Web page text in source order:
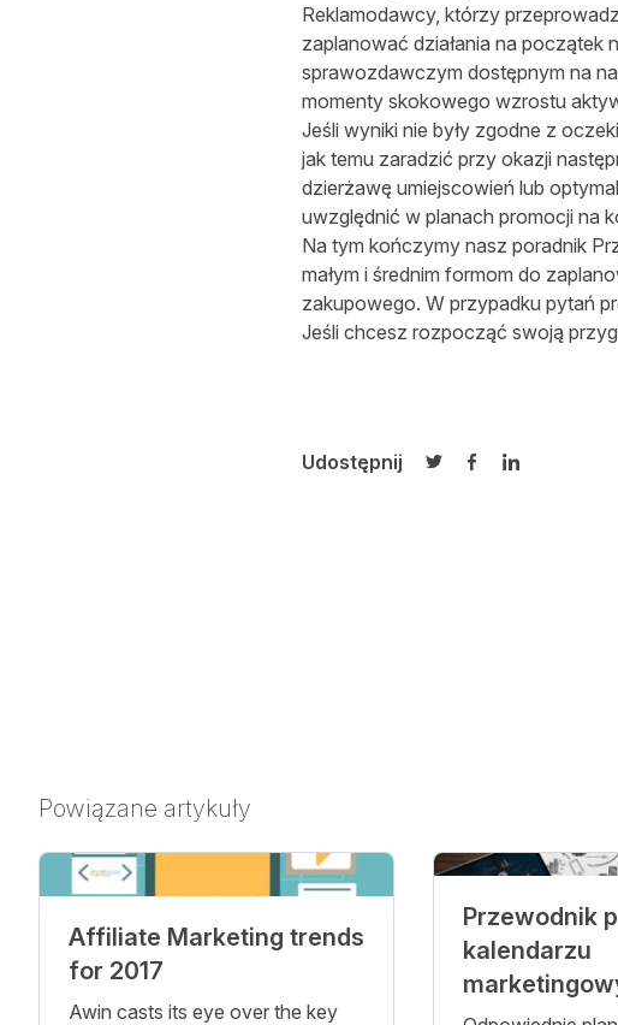
Reklamodawcy, którzy
zaplanować działania na początek
sprawozdawczym dostępnym na
momenty skokowego wzrostu
Jeśli wyniki nie były zgodne z
jak temu zaradzić przy okazji
dzierżawę umiejscowień lub
uwzględnić w planach promocji na
Na tym kończymy nasz poradnik
małym i średnim formom do
zakupowego. W przypadku pytań
Jeśli chcesz rozpocząć swoją
Udostępnij
Udostępnij na
Udostępnij na
Udostępnij
Powiązane artykuły
Affiliate Marketing trends
for 2017
Awin casts its eye over the key
Przewodnik
kalendarzu